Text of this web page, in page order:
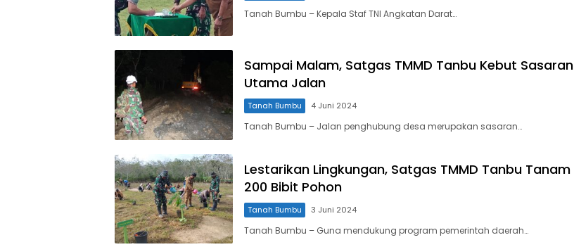
Tanah Bumbu – Kepala Staf TNI Angkatan Darat…
Sampai Malam, Satgas TMMD Tanbu Kebut Sasaran
Utama Jalan
Tanah Bumbu 4 Juni 2024
Tanah Bumbu – Jalan penghubung desa merupakan sasaran…
Lestarikan Lingkungan, Satgas TMMD Tanbu Tanam
200 Bibit Pohon
Tanah Bumbu 3 Juni 2024
Tanah Bumbu – Guna mendukung program pemerintah daerah…